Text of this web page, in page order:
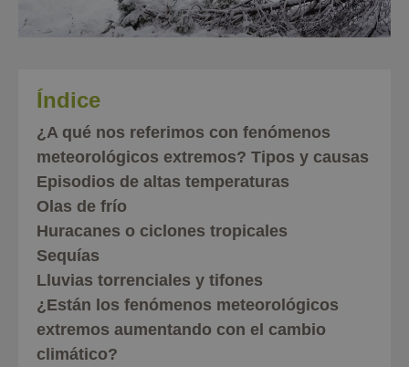
Índice
¿A qué nos referimos con fenómenos
meteorológicos extremos? Tipos y causas
Episodios de altas temperaturas
Olas de frío
Huracanes o ciclones tropicales
Sequías
Lluvias torrenciales y tifones
¿Están los fenómenos meteorológicos
extremos aumentando con el cambio
climático?